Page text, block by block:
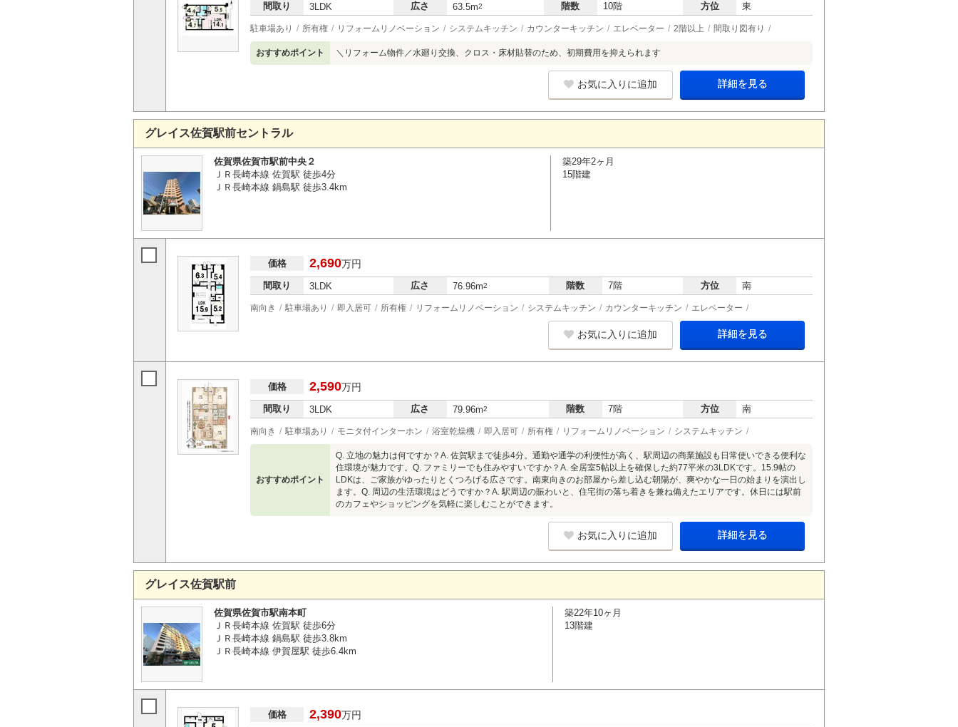
間取り 3LDK 広さ 63.5m2 階数 10階 方位 東
駐車場あり 所有権 リフォームリノベーション システムキッチン カウンターキッチン エレベーター 2階以上 間取り図有り
おすすめポイント ＼リフォーム物件／水廻り交換、クロス・床材貼替のため、初期費用を抑えられます
お気に入りに追加 詳細を見る
グレイス佐賀駅前セントラル
佐賀県佐賀市駅前中央２
ＪＲ長崎本線 佐賀駅 徒歩4分
ＪＲ長崎本線 鍋島駅 徒歩3.4km
築29年2ヶ月
15階建
価格 2,690万円
間取り 3LDK 広さ 76.96m2 階数 7階 方位 南
南向き 駐車場あり 即入居可 所有権 リフォームリノベーション システムキッチン カウンターキッチン エレベーター
お気に入りに追加 詳細を見る
価格 2,590万円
間取り 3LDK 広さ 79.96m2 階数 7階 方位 南
南向き 駐車場あり モニタ付インターホン 浴室乾燥機 即入居可 所有権 リフォームリノベーション システムキッチン
おすすめポイント
Q. 立地の魅力は何ですか？A. 佐賀駅まで徒歩4分。通勤や通学の利便性が高く、駅周辺の商業施設も日常使いできる便利な
住環境が魅力です。Q. ファミリーでも住みやすいですか？A. 全居室5帖以上を確保した約77平米の3LDKです。15.9帖の
LDKは、ご家族がゆったりとくつろげる広さです。南東向きのお部屋から差し込む朝陽が、爽やかな一日の始まりを演出し
ます。Q. 周辺の生活環境はどうですか？A. 駅周辺の賑わいと、住宅街の落ち着きを兼ね備えたエリアです。休日には駅前
のカフェやショッピングを気軽に楽しむことができます。
お気に入りに追加 詳細を見る
グレイス佐賀駅前
佐賀県佐賀市駅南本町
ＪＲ長崎本線 佐賀駅 徒歩6分
ＪＲ長崎本線 鍋島駅 徒歩3.8km
ＪＲ長崎本線 伊賀屋駅 徒歩6.4km
築22年10ヶ月
13階建
価格 2,390万円